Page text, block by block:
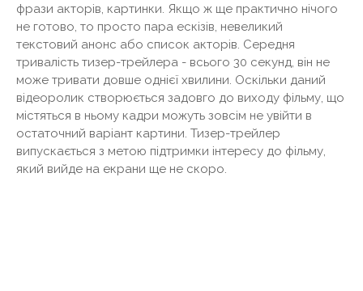
фрази акторів, картинки. Якщо ж ще практично нічого
не готово, то просто пара ескізів, невеликий
текстовий анонс або список акторів. Середня
тривалість тизер-трейлера - всього 30 секунд, він не
може тривати довше однієї хвилини. Оскільки даний
відеоролик створюється задовго до виходу фільму, що
містяться в ньому кадри можуть зовсім не увійти в
остаточний варіант картини. Тизер-трейлер
випускається з метою підтримки інтересу до фільму,
який вийде на екрани ще не скоро.